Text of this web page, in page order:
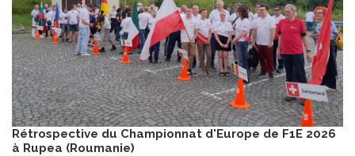
Rétrospective du Championnat d'Europe de F1E 2026
à Rupea (Roumanie)